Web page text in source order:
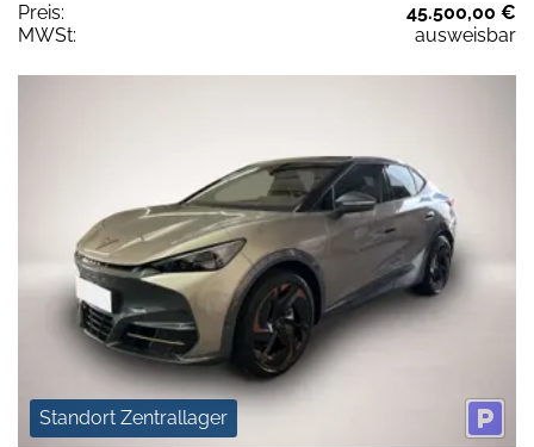
Preis:
45.500,00 €
MWSt:
ausweisbar
Standort Zentrallager